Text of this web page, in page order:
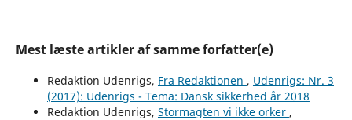
Mest læste artikler af samme forfatter(e)
Redaktion Udenrigs, Fra Redaktionen , Udenrigs: Nr. 3
(2017): Udenrigs - Tema: Dansk sikkerhed år 2018
Redaktion Udenrigs, Stormagten vi ikke orker ,